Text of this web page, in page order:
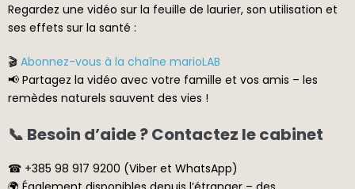
Regardez une vidéo sur la feuille de laurier, son utilisation et
ses effets sur la santé :
🎬 Abonnez-vous à la chaîne marioLAB
📢 Partagez la vidéo avec votre famille et vos amis – les
remèdes naturels sauvent des vies !
📞 Besoin d’aide ? Contactez le cabinet
☎ +385 98 917 9200 (Viber et WhatsApp)